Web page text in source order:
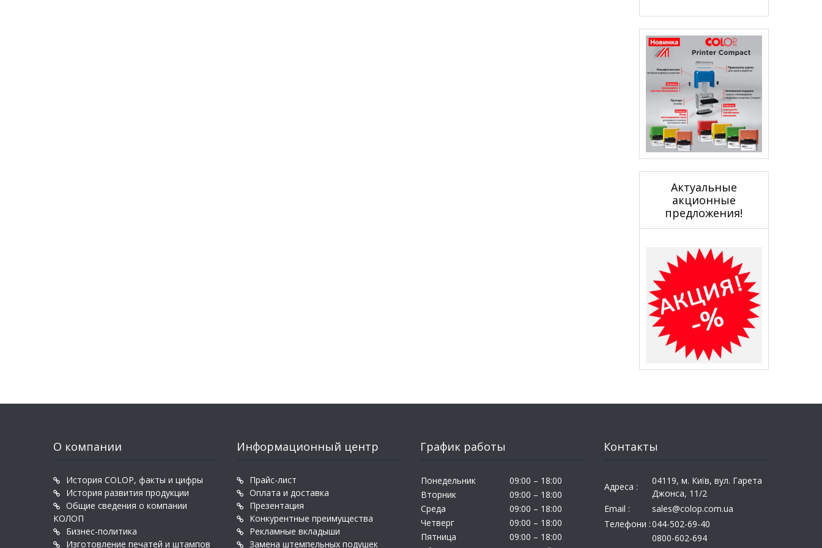
Актуальные
акционные
предложения!
О компании
История COLOP, факты и цифры
История развития продукции
Общие сведения о компании
КОЛОП
Бизнес-политика
Изготовление печатей и штампов
Информационный центр
Прайс-лист
Оплата и доставка
Презентация
Конкурентные преимущества
Рекламные вкладыши
Замена штемпельных подушек
График работы
Понедельник
09:00 – 18:00
Вторник
09:00 – 18:00
Среда
09:00 – 18:00
Четверг
09:00 – 18:00
Пятница
09:00 – 18:00
Контакты
Адреса :
04119, м. Київ, вул. Гарета
Джонса, 11/2
Email :
sales@colop.com.ua
Телефони :044-502-69-40
0800-602-694